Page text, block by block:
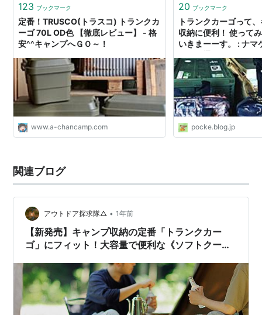
123 ブックマーク
定番！TRUSCO(トラスコ) トランクカ
ーゴ 70L OD色 【徹底レビュー】 - 格
安^^キャンプへＧＯ～！
www.a-chancamp.com
20 ブックマーク
トランクカーゴって
収納に便利！ 使って
いきまーーす。 : ナマ
pocke.blog.jp
関連ブログ
アウトドア探求隊△ • 1年前
【新発売】キャンプ収納の定番「トランクカー
ゴ」にフィット！大容量で便利な《ソフトクーラ